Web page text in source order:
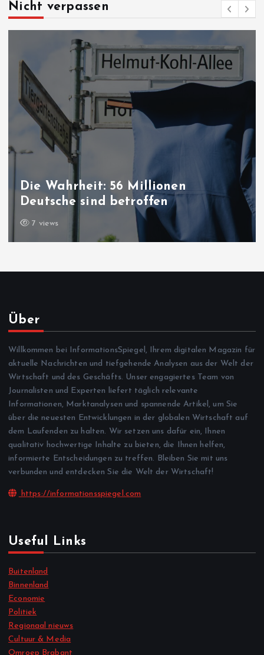
Nicht verpassen
Die Wahrheit: 56 Millionen
Deutsche sind betroffen
7 views
Über
Willkommen bei InformationsSpiegel, Ihrem digitalen Magazin für
aktuelle Nachrichten und tiefgehende Analysen aus der Welt der
Wirtschaft und des Geschäfts. Unser engagiertes Team von
Journalisten und Experten liefert täglich relevante
Informationen, Marktanalysen und spannende Artikel, um Sie
über die neuesten Entwicklungen in der globalen Wirtschaft auf
dem Laufenden zu halten. Wir setzen uns dafür ein, Ihnen
qualitativ hochwertige Inhalte zu bieten, die Ihnen helfen,
informierte Entscheidungen zu treffen. Bleiben Sie mit uns
verbunden und entdecken Sie die Welt der Wirtschaft!
https://informationsspiegel.com
Useful Links
Buitenland
Binnenland
Economie
Politiek
Regionaal nieuws
Cultuur & Media
Omroep Brabant